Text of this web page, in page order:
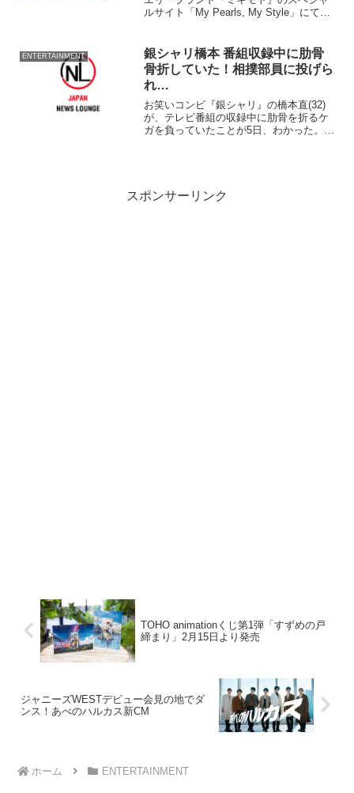
ルサイト「My Pearls, My Style」にて新
テンツは...
ENTERTAINMENT
銀シャリ橋本 番組収録中に肋骨
骨折していた！相撲部員に投げら
れ…
お笑いコンビ『銀シャリ』の橋本直(32)
が、テレビ番組の収録中に肋骨を折るケ
ガを負っていたことが5日、わかった。
スポンサーリンク
TOHO animationくじ第1弾「すずめの戸
締まり」2月15日より発売
ジャニーズWESTデビュー会見の地でダ
ンス！あべのハルカス新CM
ホーム ENTERTAINMENT